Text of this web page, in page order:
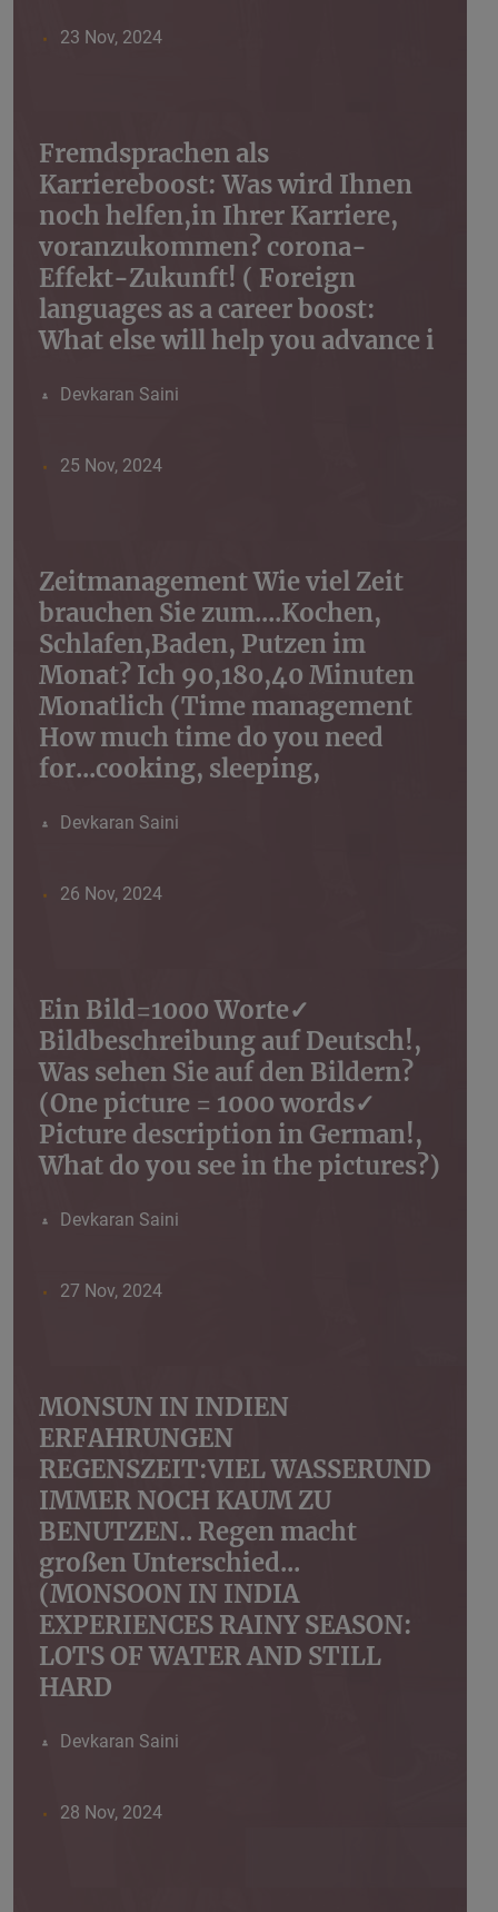
23 Nov, 2024
Fremdsprachen als
Karriereboost: Was wird Ihnen
noch helfen,in Ihrer Karriere,
voranzukommen? corona-
Effekt-Zukunft! ( Foreign
languages ​​as a career boost:
What else will help you advance i
Devkaran Saini
25 Nov, 2024
Zeitmanagement Wie viel Zeit
brauchen Sie zum....Kochen,
Schlafen,Baden, Putzen im
Monat? Ich 90,180,40 Minuten
Monatlich (Time management
How much time do you need
for...cooking, sleeping,
Devkaran Saini
26 Nov, 2024
Ein Bild=1000 Worte✓
Bildbeschreibung auf Deutsch!,
Was sehen Sie auf den Bildern?
(One picture = 1000 words✓
Picture description in German!,
What do you see in the pictures?)
Devkaran Saini
27 Nov, 2024
MONSUN IN INDIEN
ERFAHRUNGEN
REGENSZEIT:VIEL WASSERUND
IMMER NOCH KAUM ZU
BENUTZEN.. Regen macht
großen Unterschied...
(MONSOON IN INDIA
EXPERIENCES RAINY SEASON:
LOTS OF WATER AND STILL
HARD
Devkaran Saini
28 Nov, 2024